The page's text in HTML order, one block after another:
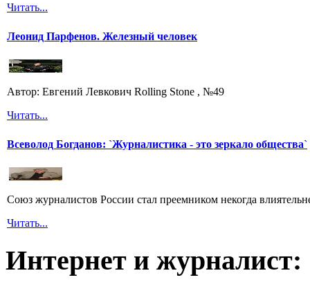
Читать...
Леонид Парфенов. Железный человек
Автор: Евгений Левкович Rolling Stone , №49
Читать...
Всеволод Богданов: `Журналистика - это зеркало общества`
Союз журналистов России стал преемником некогда
Читать...
Интернет и журналист: